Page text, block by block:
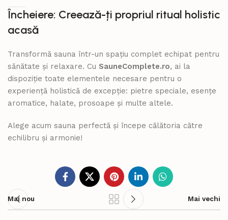
Încheiere: Creează-ți propriul ritual holistic
acasă
Transformă sauna într-un spațiu complet echipat pentru
sănătate și relaxare. Cu SauneComplete.ro, ai la
dispoziție toate elementele necesare pentru o
experiență holistică de excepție: pietre speciale, esențe
aromatice, halate, prosoape și multe altele.
Alege acum sauna perfectă și începe călătoria către
echilibru și armonie!
Mai nou Mai vechi